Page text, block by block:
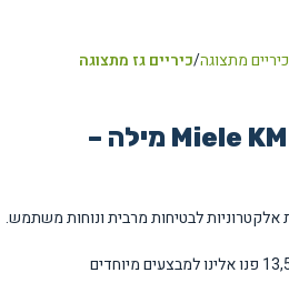
כיריים מתצוגה כיריים גז מתצוגה
כיריים גז Miele KM 3054-1 מילה –
פנו אלינו למבצעים מיוחדים